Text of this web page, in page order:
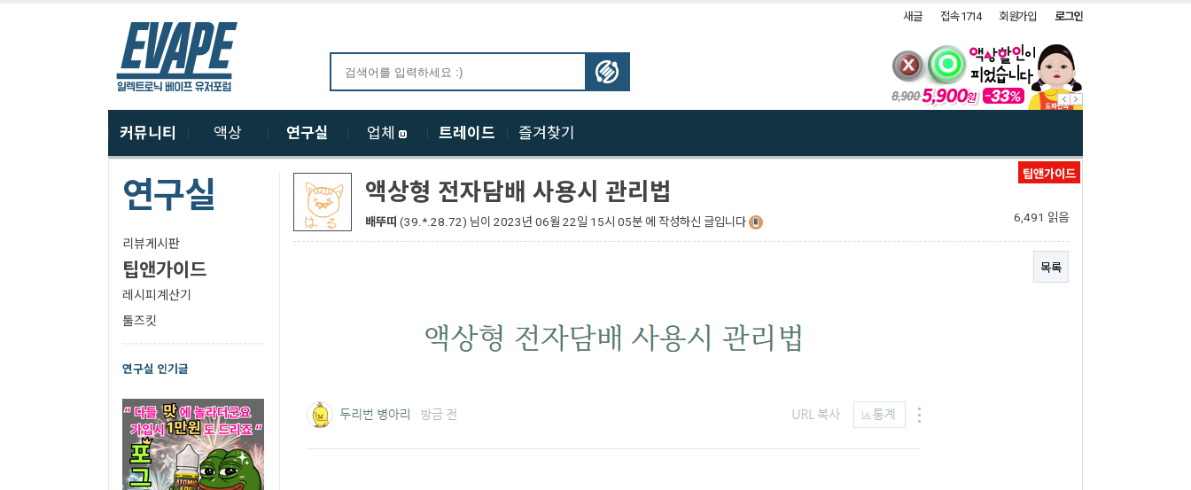
새글 접속 1714 회원가입 로그인
커뮤니티 액상 연구실 업체 트레이드 즐겨찾기
연구실
리뷰게시판
팁앤가이드
레시피계산기
툴즈킷
연구실 인기글
팁앤가이드
액상형 전자담배 사용시 관리법
배뚜띠 (39.*.28.72) 님이 2023년 06월 22일 15시 05분 에 작성하신 글입니다 6,491 읽음
목록